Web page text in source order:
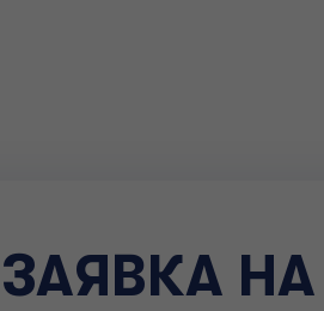
ЗАЯВКА